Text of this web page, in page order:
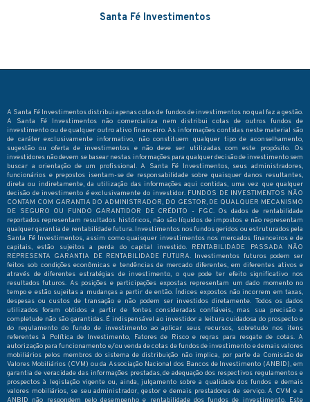
Santa Fé Investimentos
A Santa Fé Investimentos distribui apenas cotas de fundos de investimentos no qual faz a gestão.
A Santa Fé Investimentos não comercializa nem distribui cotas de outros fundos de
investimento ou de qualquer outro ativo financeiro. As informações contidas neste material são
de caráter exclusivamente informativo, não constituem qualquer tipo de aconselhamento,
sugestão ou oferta de investimentos e não deve ser utilizadas com este propósito. Os
investidores não devem se basear nestas informações para qualquer decisão de investimento sem
buscar a orientação de um profissional. A Santa Fé Investimentos, seus administradores,
funcionários e prepostos isentam-se de responsabilidade sobre quaisquer danos resultantes,
direta ou indiretamente, da utilização das informações aqui contidas, uma vez que qualquer
decisão de investimento é exclusivamente do investidor. FUNDOS DE INVESTIMENTOS NÃO
CONTAM COM GARANTIA DO ADMINISTRADOR, DO GESTOR, DE QUALQUER MECANISMO
DE SEGURO OU FUNDO GARANTIDOR DE CRÉDITO - FGC. Os dados de rentabilidade
reportados representam resultados históricos, não são líquidos de impostos e não representam
qualquer garantia de rentabilidade futura. Investimentos nos fundos geridos ou estruturados pela
Santa Fé Investimentos, assim como quaisquer investimentos nos mercados financeiros e de
capitais, estão sujeitos a perda do capital investido. RENTABILIDADE PASSADA NÃO
REPRESENTA GARANTIA DE RENTABILIDADE FUTURA. Investimentos futuros podem ser
feitos sob condições econômicas e tendências de mercado diferentes, em diferentes ativos e
através de diferentes estratégias de investimento, o que pode ter efeito significativo nos
resultados futuros. As posições e participações expostas representam um dado momento no
tempo e estão sujeitas a mudanças a partir de então. Índices expostos não incorrem em taxas,
despesas ou custos de transação e não podem ser investidos diretamente. Todos os dados
utilizados foram obtidos a partir de fontes consideradas confiáveis, mas sua precisão e
completude não são garantidas. É indispensável ao investidor a leitura cuidadosa do prospecto e
do regulamento do fundo de investimento ao aplicar seus recursos, sobretudo nos itens
referentes à Política de Investimento, Fatores de Risco e regras para resgate de cotas. A
autorização para funcionamento e/ou venda de cotas de fundos de investimento e demais valores
mobiliários pelos membros do sistema de distribuição não implica, por parte da Comissão de
Valores Mobiliários (CVM) ou da Associação Nacional dos Bancos de Investimento (ANBID), em
garantia de veracidade das informações prestadas, de adequação dos respectivos regulamentos e
prospectos à legislação vigente ou, ainda, julgamento sobre a qualidade dos fundos e demais
valores mobiliários, se seu administrador, gestor e demais prestadores de serviço. A CVM e a